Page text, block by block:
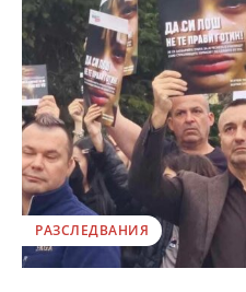
РАЗСЛЕДВАНИЯ